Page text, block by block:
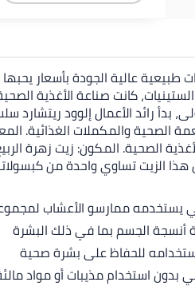
منذ عام 1968، تنتج شركة ناو منتجات
كانت صناعة الأغذية
بدأ رائد الأعمال إلوود
الصحية والمكملات
للحفاظ على بشرة صحية
استخدام مذيبات أو مواد